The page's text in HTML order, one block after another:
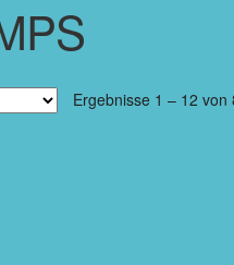
Ergebnisse 1 – 12